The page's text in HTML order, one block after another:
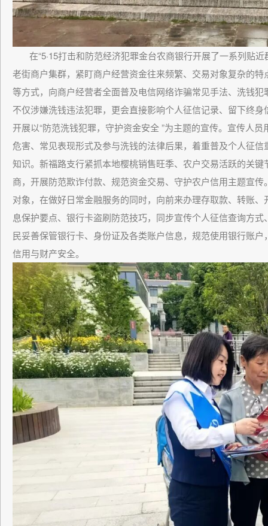
在“5·15打击和防范经济犯罪金台农商银行开展了一系列贴
老街商户集群，紧盯商户经营资金往来频繁、交易对象复杂的
等方式，向商户经营者全面普及电信网络诈骗常见手法、洗钱
不仅涉嫌洗钱违法犯罪，更会直接影响个人征信记录、留下终
开展以“防范洗钱犯罪，守护资金安全 ”为主题的宣传。宣传人
危害、常见表现形式及参与洗钱的法律后果，着重普及个人征
知识。新福路支行紧抓本地樱桃销售旺季、农户交易活跃的关
商，开展防范欺诈付款、规范资金交易、守护农户信用主题宣
对象，在做好日常金融服务的同时，向前来办理存取款、转账
息保护要点、银行卡盗刷防范技巧，同步宣传个人征信查询方
民妥善保管银行卡、身份证及各类账户信息，规范使用银行账
信用与财产安全。